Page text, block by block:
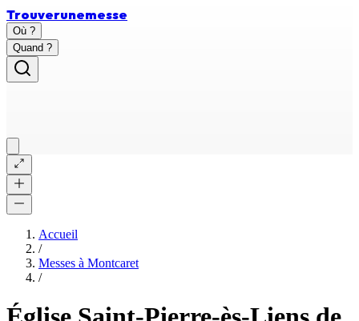
Trouverunemesse
Où ?
Quand ?
Accueil
/
Messes à Montcaret
/